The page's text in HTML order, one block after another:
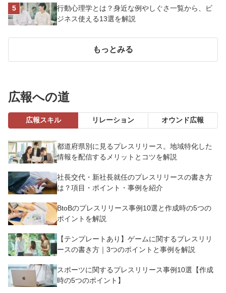
行動心理学とは？身近な例やしぐさ一覧から、ビ
ジネス使える13選を解説
もっとみる
広報への道
広報スキル リレーション オウンド広報
都道府県別に見るプレスリリース。地域特化した
情報を配信するメリットとコツを解説
社長交代・新社長就任のプレスリリースの書き方
は？項目・ポイント・事例を紹介
BtoBのプレスリリース事例10選と作成時の5つの
ポイントを解説
【テンプレートあり】ゲームに関するプレスリリ
ースの書き方｜3つのポイントと事例を解説
スポーツに関するプレスリリース事例10選【作成
時の5つのポイント】